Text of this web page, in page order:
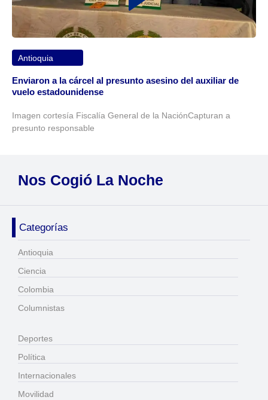
Antioquia
Enviaron a la cárcel al presunto asesino del auxiliar de
vuelo estadounidense
Imagen cortesía Fiscalía General de la NaciónCapturan a
presunto responsable
Nos Cogió La Noche
Categorías
Antioquia
Ciencia
Colombia
Columnistas
Deportes
Política
Internacionales
Movilidad